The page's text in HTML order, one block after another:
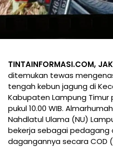
TINTAINFORMASI.COM,
ditemukan tewas
tengah kebun jagung di
Kabupaten Lampung
pukul 10.00 WIB.
Nahdlatul Ulama (NU)
bekerja sebagai pedagang
dagangannya secara COD